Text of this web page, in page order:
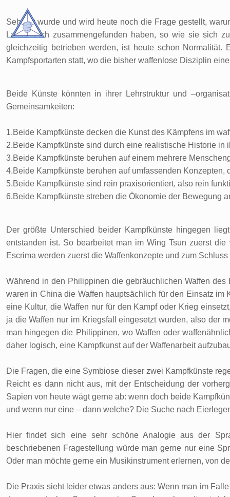
Sehr oft wurde und wird heute noch die Frage gestellt,
Latosa sich zusammengefunden haben, so wie sie sich
gleichzeitig betrieben werden, ist heute schon
Kampfsportarten statt, wo die bisher waffenlose Disziplin
Beide Künste könnten in ihrer Lehrstruktur und
Gemeinsamkeiten:
1.Beide Kampfkünste decken die Kunst des Kämpfens im
2.Beide Kampfkünste sind durch eine realistische Historie in
3.Beide Kampfkünste beruhen auf einem mehrere
4.Beide Kampfkünste beruhen auf umfassenden
5.Beide Kampfkünste sind rein praxisorientiert, also rein
6.Beide Kampfkünste streben die Ökonomie der Bewegung
Der größte Unterschied beider Kampfkünste hingegen
entstanden ist. So bearbeitet man im Wing Tsun zuerst
Escrima werden zuerst die Waffenkonzepte und zum
Während in den Philippinen die gebräuchlichen Waffen
waren in China die Waffen hauptsächlich für den Einsatz
eine Kultur, die Waffen nur für den Kampf oder Krieg
ja die Waffen nur im Kriegsfall eingesetzt wurden, also der
man hingegen die Philippinen, wo Waffen oder
daher logisch, eine Kampfkunst auf der Waffenarbeit
Die Fragen, die eine Symbiose dieser zwei Kampfkünste
Reicht es dann nicht aus, mit der Entscheidung der
Sapien von heute wägt gerne ab: wenn doch beide
und wenn nur eine – dann welche? Die Suche nach
Hier findet sich eine sehr schöne Analogie aus der
beschriebenen Fragestellung würde man gerne nur eine
Oder man möchte gerne ein Musikinstrument erlernen, von
Die Praxis sieht leider etwas anders aus: Wenn man im